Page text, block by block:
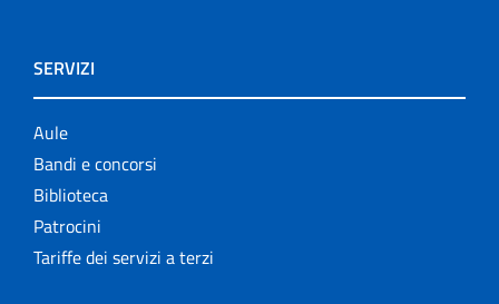
SERVIZI
Aule
Bandi e concorsi
Biblioteca
Patrocini
Tariffe dei servizi a terzi